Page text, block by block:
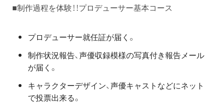
■制作過程を体験！！プロデューサー基本コース
プロデューサー就任証が届く。
制作状況報告、声優収録模様の写真付き報告メール
が届く。
キャラクターデザイン、声優キャストなどにネット
で投票出来る。